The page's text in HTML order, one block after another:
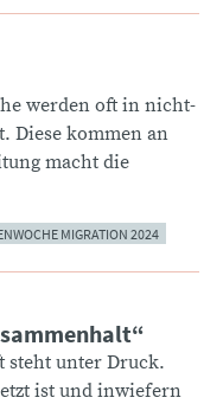
werden oft in nicht-
Diese kommen an
macht die
MIGRATION 2024
steht unter Druck.
ist und inwiefern